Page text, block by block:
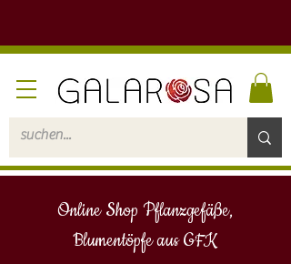
Online Shop Pflanzgefäße,
Blumentöpfe aus GFK